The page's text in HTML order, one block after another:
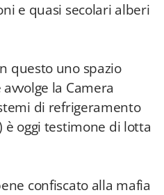
e quasi secolari alberi
questo uno spazio
la Camera
di refrigeramento
oggi testimone di lotta
confiscato alla mafia